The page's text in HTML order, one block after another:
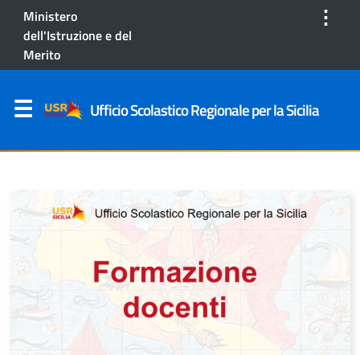
Ministero
dell'Istruzione e del
Merito
⋮
Ufficio Scolastico Regionale per la Sicilia